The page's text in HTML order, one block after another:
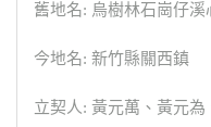
舊地名: 烏樹林石崗仔溪
今地名: 新竹縣關西鎮
立契人: 黃元萬、黃元